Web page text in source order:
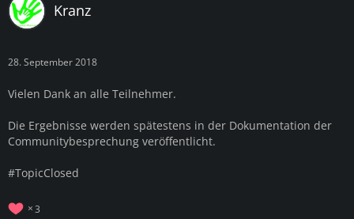
Kranz
28. September 2018
Vielen Dank an alle Teilnehmer.
Die Ergebnisse werden spätestens in der Dokumentation der
Communitybesprechung veröffentlicht.
#TopicClosed
3